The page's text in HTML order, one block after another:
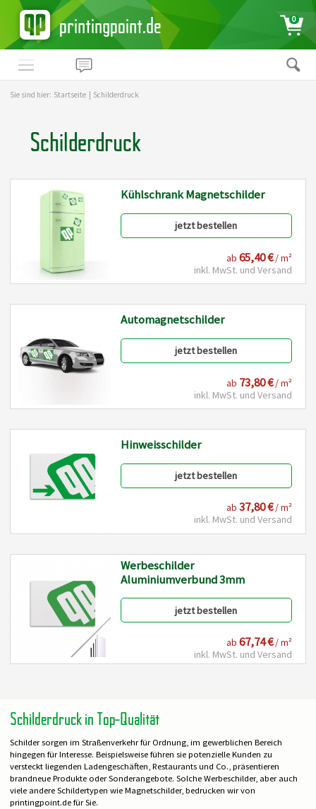
printingpoint.de 0
Sie sind hier: Startseite Schilderdruck
Schilderdruck
Kühlschrank Magnetschilder
jetzt bestellen
ab 65,40 €/ m²
inkl. MwSt. und Versand
Automagnetschilder
jetzt bestellen
ab 73,80 €/ m²
inkl. MwSt. und Versand
Hinweisschilder
jetzt bestellen
ab 37,80 €/ m²
inkl. MwSt. und Versand
Werbeschilder
Aluminiumverbund 3mm
jetzt bestellen
ab 67,74 €/ m²
inkl. MwSt. und Versand
Schilderdruck in Top-Qualität
Schilder sorgen im Straßenverkehr für Ordnung, im gewerblichen Bereich
hingegen für Interesse. Beispielsweise führen sie potenzielle Kunden zu
versteckt liegenden Ladengeschäften, Restaurants und Co., präsentieren
brandneue Produkte oder Sonderangebote. Solche Werbeschilder, aber auch
viele andere Schildertypen wie Magnetschilder, bedrucken wir von
printingpoint.de für Sie.